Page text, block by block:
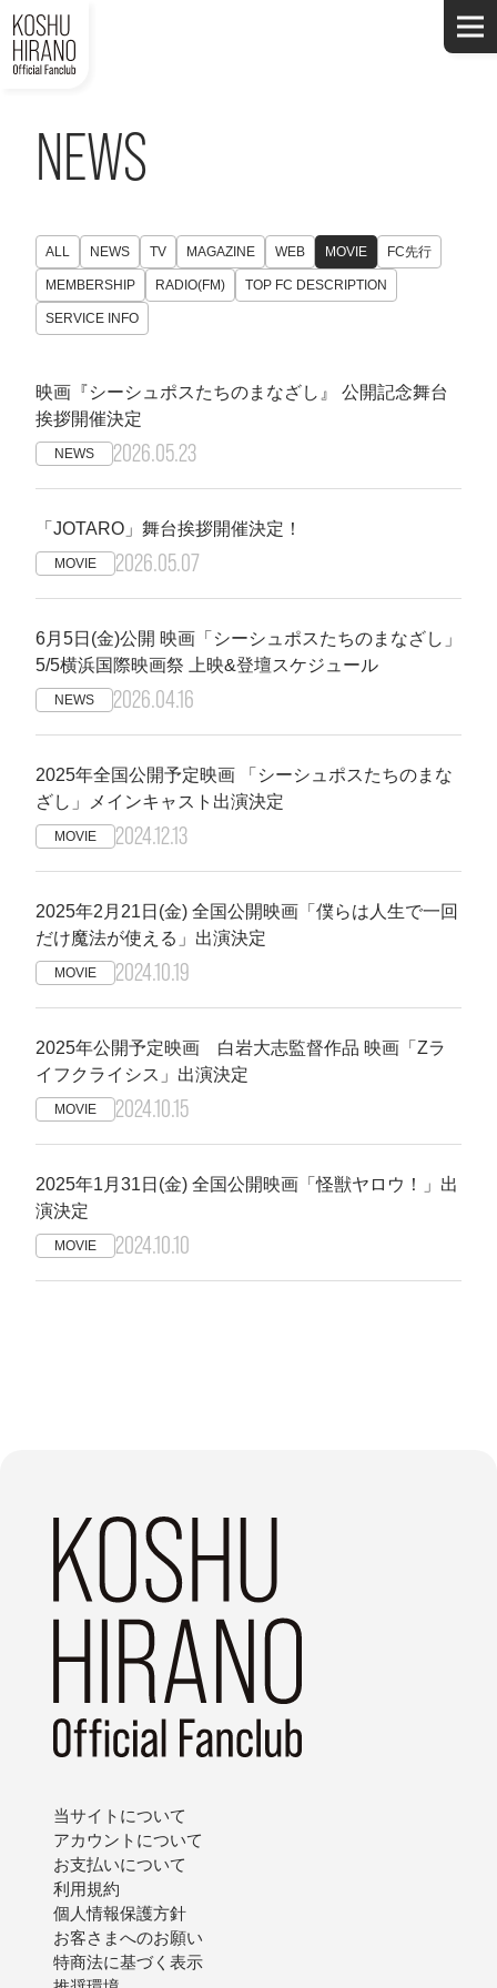
NEWS
ALL NEWS TV MAGAZINE WEB MOVIE FC先行
MEMBERSHIP RADIO(FM) TOP FC DESCRIPTION
SERVICE INFO
映画『シーシュポスたちのまなざし』 公開記念舞台
挨拶開催決定
NEWS 2026.05.23
「JOTARO」舞台挨拶開催決定！
MOVIE 2026.05.07
6月5日(金)公開 映画「シーシュポスたちのまなざし」
5/5横浜国際映画祭 上映&登壇スケジュール
NEWS 2026.04.16
2025年全国公開予定映画 「シーシュポスたちのまな
ざし」メインキャスト出演決定
MOVIE 2024.12.13
2025年2月21日(金) 全国公開映画「僕らは人生で一回
だけ魔法が使える」出演決定
MOVIE 2024.10.19
2025年公開予定映画 白岩大志監督作品 映画「Zラ
イフクライシス」出演決定
MOVIE 2024.10.15
2025年1月31日(金) 全国公開映画「怪獣ヤロウ！」出
演決定
MOVIE 2024.10.10
当サイトについて
アカウントについて
お支払いについて
利用規約
個人情報保護方針
お客さまへのお願い
特商法に基づく表示